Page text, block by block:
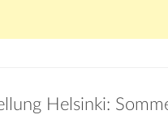
Helsinki: